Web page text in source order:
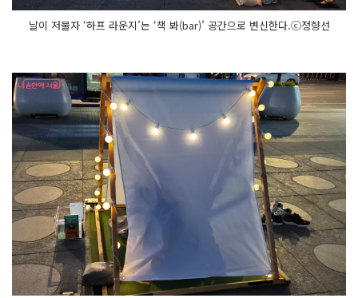
날이 저물자 ‘하프 라운지’는 ‘책 봐(bar)’ 공간으로 변신한다.ⓒ정향선